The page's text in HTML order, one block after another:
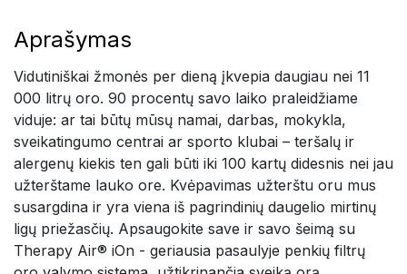
Aprašymas
Vidutiniškai žmonės per dieną įkvepia daugiau nei 11
000 litrų oro. 90 procentų savo laiko praleidžiame
viduje: ar tai būtų mūsų namai, darbas, mokykla,
sveikatingumo centrai ar sporto klubai – teršalų ir
alergenų kiekis ten gali būti iki 100 kartų didesnis nei jau
užterštame lauko ore. Kvėpavimas užterštu oru mus
susargdina ir yra viena iš pagrindinių daugelio mirtinų
ligų priežasčių. Apsaugokite save ir savo šeimą su
Therapy Air® iOn - geriausia pasaulyje penkių filtrų